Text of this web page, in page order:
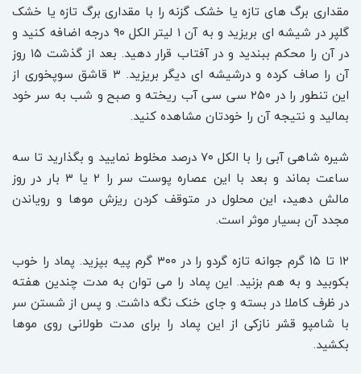
مقداری برگ های تازه یا خشک گزنه را با مقداری برگ تازه یا خشک
گلپر در شیشه ای بریزید و به آن ۱ لیتر الکل ۹۰ درجه اضافه کنید و
در آن را محکم ببندید و در آفتاب قرار دهید. بعد از گذشت ۱۵ روز
آن را صاف کرده و درشیشه ای دیگر بریزید. ۳ قاشق سوپخوری از
این تنطور را در ۲۵۰ سی سی آب ریخته و صبح و شب به سر خود
بمالید و نتیجه آن را خودتان مشاهده کنید.
شیره شاهی آبی را با الکل ۷۰ درصد مخلوط نمایید و بگذارید تا سه
ساعت بماند و بعد با این عصاره پوست سر را ۲ یا ۳ بار در روز
مالش دهید، این محلول در متوقف کردن ریزش موها و رویاندن
مجدد آن بسیار موثر است.
۱۲ تا ۱۵ گرم جوانه تازه گردو را در ۳۰۰ گرم پیه بپزید. پماد را خوب
بکوبید و به هم بزنید. این پماد را می توان به مدت چندین هفته
در ظرف کاملا در بسته و جای خنک نگه داشت. و پس از شستن سر
با شامپو قشر نازکی از این پماد را برای مدت طولانی روی موها
بکشید.